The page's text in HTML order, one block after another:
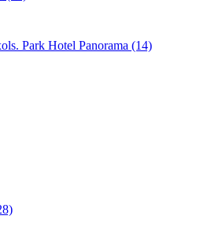
Park Hotel Panorama (14)